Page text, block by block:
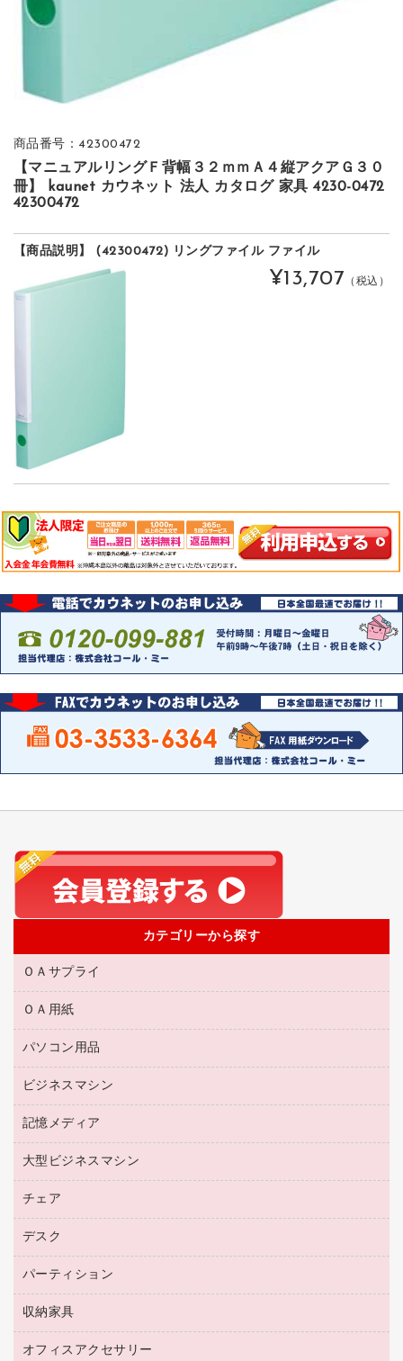
商品番号：42300472
【マニュアルリングＦ背幅３２ｍｍＡ４縦アクアＧ３０
冊】 kaunet カウネット 法人 カタログ 家具 4230-0472
42300472
【商品説明】 (42300472) リングファイル ファイル
¥13,707 （税込）
カテゴリーから探す
ＯＡサプライ
互換インクカートリッジ
リサイクルトナー（プール方式）
リサイクルインクカートリッジ
プリンタ用リボン
トナーカートリッジ
コピートナー
インクカートリッジ
ＯＡ用紙
名刺用紙
ワープロ用紙
ラベル用紙
プロッター用紙
ハガキ用紙
その他コピー用紙・プリンタ用紙
コピー用紙
パソコン用品
パソコン周辺機器
マウスパッド
マウス
パソコンバッグ／収納用品
ネットワーク／ＬＡＮ機器
ネットワーク／ＬＡＮアクセサリー
セキュリティ用品
ビジネスマシン
電話機
レーザープリンタ／複合機
メモリーカード
プロジェクタ
ファクシミリ
デジタルカメラ
スキャナー
コピー機
記憶メディア
ブルーレイディスク
ＣＤ－ＲＷ
ＣＤ－Ｒ
メディア収納用品
大型ビジネスマシン
プリンタ
チェア
応接イス・ベンチ
オフィスチェア
デスク
ミーティングテーブル
デスク
カウンター
パーティション
ホワイトボード・黒板
収納家具
保管庫・書庫
オフィスアクセサリー